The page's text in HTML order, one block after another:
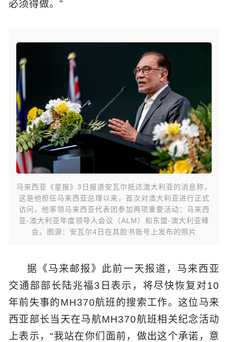
必须得做。”
马来西亚《星报》3日报道安瓦尔抵达澳大利亚的消息称，
这是他担任马来西亚总理以来，首次对澳大利亚进行正式
访问，他率领马来西亚代表团参加两项重要活动：马来西
亚-澳大利亚年度领导人会议（ALM）和东盟-澳大利亚峰
会。图源：安瓦尔4日在其脸书账号上发布的照片
据《马来邮报》此前一天报道，马来西亚
交通部部长陆兆福3日表示，将尽快恢复对10
年前失事的MH370航班的搜索工作。这位马来
西亚部长当天在马航MH370航班相关纪念活动
上表示，“我站在你们面前，做出这个承诺，意